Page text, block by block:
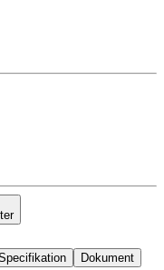
Dokument